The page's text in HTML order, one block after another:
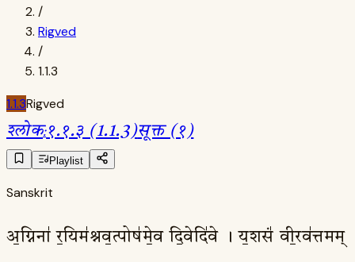
/
Rigved
/
1.1.3
1.1.3Rigved
श्लोक:१.१.३ (1.1.3)सूक्त (१)
Playlist
Sanskrit
अ॒ग्निना॑ र॒यिम॑श्नव॒त्पोष॑मे॒व दि॒वेदि॑वे । य॒शसं॑ वी॒रव॑त्तमम्